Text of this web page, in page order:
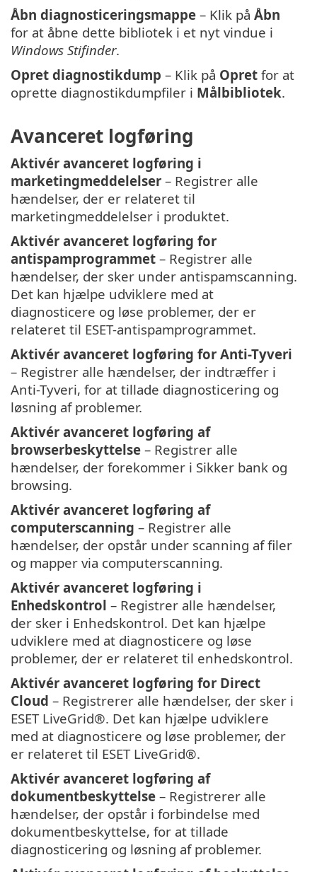
Åbn diagnosticeringsmappe – Klik på Åbn
for at åbne dette bibliotek i et nyt vindue i
Windows Stifinder.
Opret diagnostikdump – Klik på Opret for at
oprette diagnostikdumpfiler i Målbibliotek.
Avanceret logføring
Aktivér avanceret logføring i
marketingmeddelelser – Registrer alle
hændelser, der er relateret til
marketingmeddelelser i produktet.
Aktivér avanceret logføring for
antispamprogrammet – Registrer alle
hændelser, der sker under antispamscanning.
Det kan hjælpe udviklere med at
diagnosticere og løse problemer, der er
relateret til ESET-antispamprogrammet.
Aktivér avanceret logføring for Anti-Tyveri
– Registrer alle hændelser, der indtræffer i
Anti-Tyveri, for at tillade diagnosticering og
løsning af problemer.
Aktivér avanceret logføring af
browserbeskyttelse – Registrer alle
hændelser, der forekommer i Sikker bank og
browsing.
Aktivér avanceret logføring af
computerscanning – Registrer alle
hændelser, der opstår under scanning af filer
og mapper via computerscanning.
Aktivér avanceret logføring i
Enhedskontrol – Registrer alle hændelser,
der sker i Enhedskontrol. Det kan hjælpe
udviklere med at diagnosticere og løse
problemer, der er relateret til enhedskontrol.
Aktivér avanceret logføring for Direct
Cloud – Registrerer alle hændelser, der sker i
ESET LiveGrid®. Det kan hjælpe udviklere
med at diagnosticere og løse problemer, der
er relateret til ESET LiveGrid®.
Aktivér avanceret logføring af
dokumentbeskyttelse – Registrerer alle
hændelser, der opstår i forbindelse med
dokumentbeskyttelse, for at tillade
diagnosticering og løsning af problemer.